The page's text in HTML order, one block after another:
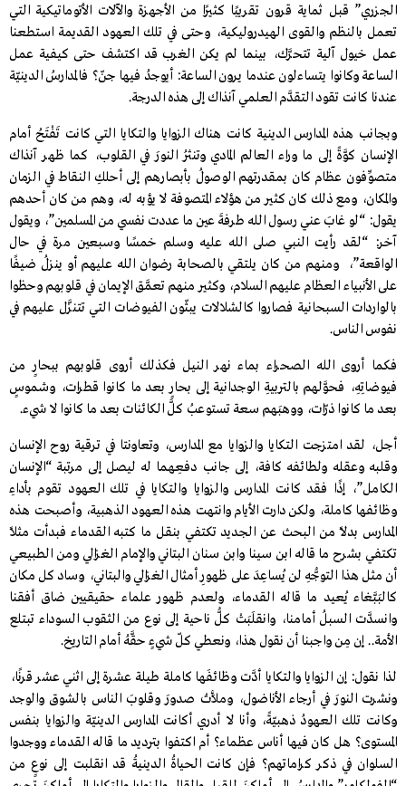
الجزري” قبل ثماية قرون تقريبًا كثيرًا من الأجهزة والآلات الأتوماتيكية التي
تعمل بالنظم والقوى الهيدروليكية، وحتى في تلك العهود القديمة استطعنا
عمل خيول آلية تتحرَّك، بينما لم يكن الغرب قد اكتشف حتى كيفية عمل
الساعة وكانوا يتساءلون عندما يرون الساعة: أيوجدُ فيها جنّ؟ فالمدارسُ الدينيّة
عندنا كانت تقود التقدَّم العلمي آنذاك إلى هذه الدرجة.
وبجانب هذه المدارس الدينية كانت هناك الزوايا والتكايا التي كانت تَفْتَحُ أمام
الإنسان كوَّةً إلى ما وراء العالم المادي وتنثرُ النورَ في القلوب، كما ظهر آنذاك
متصوِّفون عظام كان بمقدرتهم الوصولُ بأبصارهم إلى أحلكِ النقاط في الزمان
والمكان، ومع ذلك كان كثير من هؤلاء المتصوفة لا يؤبه له، وهم من كان أحدهم
يقول: “لو غابَ عني رسول الله طرفةَ عين ما عددت نفسي من المسلمين”، ويقول
آخر: “لقد رأيت النبي صلى الله عليه وسلم خمسًا وسبعين مرة في حال
الواقعة”، ومنهم من كان يلتقي بالصحابة رضوان الله عليهم أو ينزلُ ضيفًا
على الأنبياء العظام عليهم السلام، وكثير منهم تعمَّق الإيمان في قلوبهم وحظوا
بالواردات السبحانية فصاروا كالشلالات يبثّون الفيوضات التي تتنزَّل عليهم في
نفوس الناس.
فكما أروى الله الصحراء بماء نهر النيل فكذلك أروى قلوبهم ببحارٍ من
فيوضاتِهِ، فحوَّلهم بالتربيةِ الوجدانية إلى بحارٍ بعد ما كانوا قطرات، وشموسٍ
بعد ما كانوا ذرّات، ووهبَهم سعة تستوعبُ كلَّ الكائنات بعد ما كانوا لا شيء.
أجل، لقد امتزجت التكايا والزوايا مع المدارس، وتعاونتا في ترقية روح الإنسان
وقلبه وعقله ولطائفه كافة، إلى جانب دفعِهما له ليصل إلى مرتبة “الإنسان
الكامل”، إذًا فقد كانت المدارس والزوايا والتكايا في تلك العهود تقوم بأداءِ
وظائفها كاملة، ولكن دارت الأيام وانتهت هذه العهود الذهبية، وأصبحت هذه
المدارس بدلًا من البحث عن الجديد تكتفي بنقل ما كتبه القدماء فبدأت مثلًا
تكتفي بشرح ما قاله ابن سينا وابن سنان البتاني والإمام الغزالي ومن الطبيعي
أن مثل هذا التوجُّهِ لن يُساعِدَ على ظهورِ أمثال الغزالي والبتاني، وساد كل مكان
كالبَبَّغاء يُعيد ما قاله القدماء، ولعدم ظهور علماء حقيقيين ضاق أفقنا
وانسدَّت السبلُ أمامنا، وانقلَبَتْ كلُّ ناحية إلى نوع من الثقوب السوداء تبتلع
الأمة.. إن مِن واجبنا أن نقول هذا، ونعطي كلّ شيءٍ حقَّهُ أمام التاريخ.
لذا نقول: إن الزوايا والتكايا أدَّت وظائفَها كاملة طيلة عشرة إلى اثني عشر قرنًا،
ونشرت النورَ في أرجاء الأناضول، وملأَتْ صدورَ وقلوبَ الناس بالشوق والوجد
وكانت تلك العهودُ ذهبيّةً، وأنا لا أدري أكانت المدارس الدينيّة والزوايا بنفس
المستوى؟ هل كان فيها أناس عظماء؟ أم اكتفوا بترديد ما قاله القدماء ووجدوا
السلوان في ذكر كراماتهم؟ فإن كانت الحياةُ الدينيةُ قد انقلبت إلى نوعٍ من